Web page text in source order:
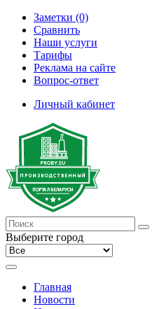
Заметки (0)
Сравнить
Наши услуги
Тарифы
Реклама на сайте
Вопрос-ответ
Личный кабинет
Выберите город
Главная
Новости